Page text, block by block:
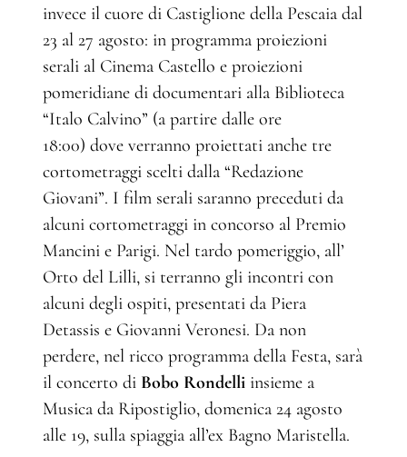
invece il cuore di Castiglione della Pescaia dal
23 al 27 agosto: in programma proiezioni
serali al Cinema Castello e proiezioni
pomeridiane di documentari alla Biblioteca
“Italo Calvino” (a partire dalle ore
18:00) dove verranno proiettati anche tre
cortometraggi scelti dalla “Redazione
Giovani”. I film serali saranno preceduti da
alcuni cortometraggi in concorso al Premio
Mancini e Parigi. Nel tardo pomeriggio, all’
Orto del Lilli, si terranno gli incontri con
alcuni degli ospiti, presentati da Piera
Detassis e Giovanni Veronesi. Da non
perdere, nel ricco programma della Festa, sarà
il concerto di Bobo Rondelli insieme a
Musica da Ripostiglio, domenica 24 agosto
alle 19, sulla spiaggia all’ex Bagno Maristella.